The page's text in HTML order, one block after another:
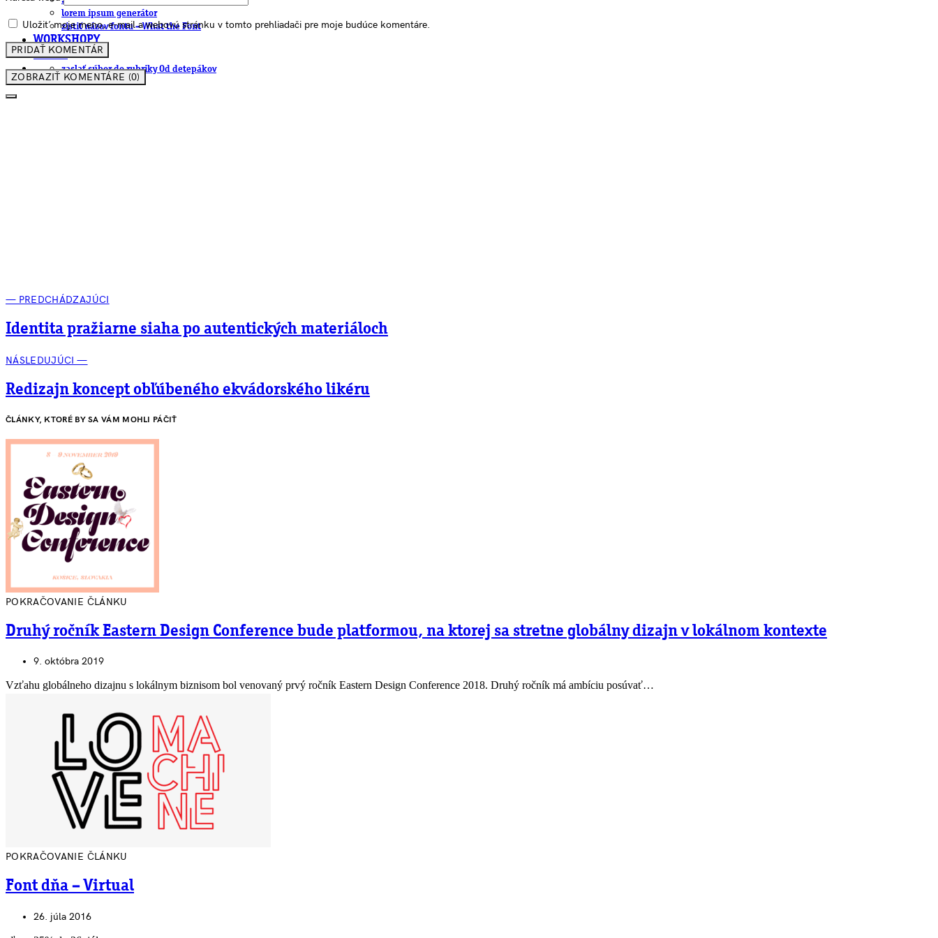
lorem ipsum generátor
zistiť názov fontu – What the Font
WORKSHOPY
BAZÁR
zaslať súbor do rubriky Od detepákov
Uložiť moje meno, e-mail a webovú stránku v tomto prehliadači pre moje budúce komentáre.
ZOBRAZIŤ KOMENTÁRE (0)
— PREDCHÁDZAJÚCI
Identita pražiarne siaha po autentických materiáloch
NÁSLEDUJÚCI —
Redizajn koncept obľúbeného ekvádorského likéru
ČLÁNKY, KTORÉ BY SA VÁM MOHLI PÁČIŤ
POKRAČOVANIE ČLÁNKU
Druhý ročník Eastern Design Conference bude platformou, na ktorej sa stretne globálny dizajn v lokálnom kontexte
9. októbra 2019
Vzťahu globálneho dizajnu s lokálnym biznisom bol venovaný prvý ročník Eastern Design Conference 2018. Druhý ročník má ambíciu posúvať…
POKRAČOVANIE ČLÁNKU
Font dňa – Virtual
26. júla 2016